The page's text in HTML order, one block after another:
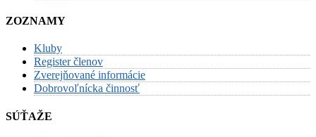
ZOZNAMY
Kluby
Register členov
Zverejňované informácie
Dobrovoľnícka činnosť
SÚŤAŽE